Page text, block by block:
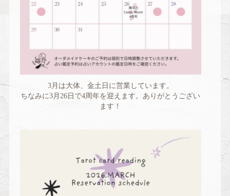
3月は大体、金土日に営業しています。
ちなみに3月26日で4周年を迎えます。ありがとうござい
ます！